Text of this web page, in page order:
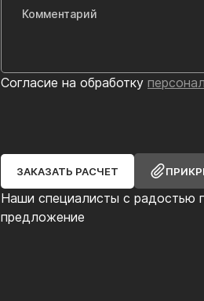
Наши специалисты с радостью
предложение
Согласие на обработку
ЗАКАЗАТЬ РАСЧЕТ